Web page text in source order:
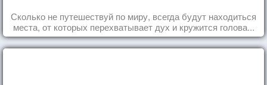
Сколько не путешествуй по миру, всегда будут находиться
места, от которых перехватывает дух и кружится голова...